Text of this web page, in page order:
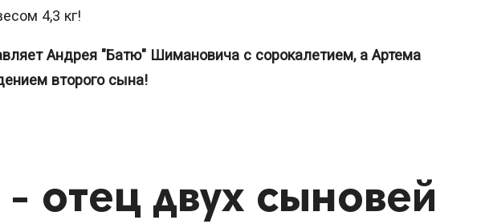
4,3 кг!
Андрея "Батю" Шимановича с сорокалетием, а Артема
второго сына!
отец двух сыновей